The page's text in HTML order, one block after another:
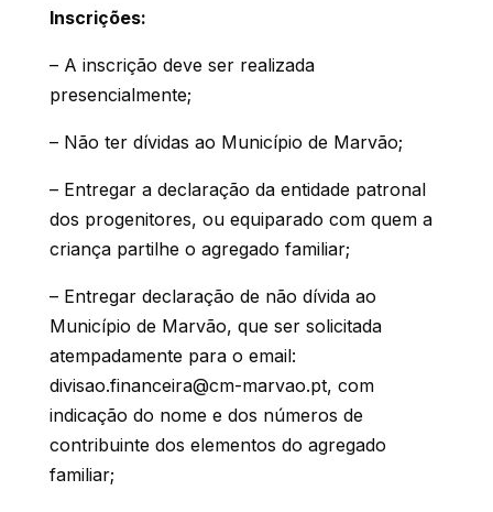
Inscrições:
– A inscrição deve ser realizada
presencialmente;
– Não ter dívidas ao Município de Marvão;
– Entregar a declaração da entidade patronal
dos progenitores, ou equiparado com quem a
criança partilhe o agregado familiar;
– Entregar declaração de não dívida ao
Município de Marvão, que ser solicitada
atempadamente para o email:
divisao.financeira@cm-marvao.pt, com
indicação do nome e dos números de
contribuinte dos elementos do agregado
familiar;